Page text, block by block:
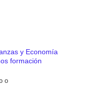
y Economía
formación
o